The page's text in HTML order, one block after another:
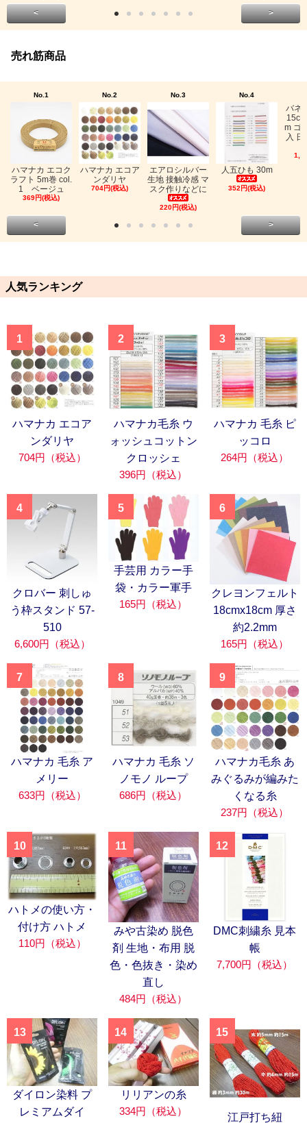
< >
売れ筋商品
No.1
ハマナカ エコク
ラフト 5m巻 col.
1 ベージュ
369円(税込)
No.2
ハマナカ エコア
ンダリヤ
704円(税込)
No.3
エアロシルバー
生地 接触冷感 マ
スク作りなどに
220円(税込)
No.4
人五ひも 30m
352円(税込)
バネ
m ゴ
入
< >
人気ランキング
1
ハマナカ エコア
ンダリヤ
704円（税込）
2
ハマナカ毛糸 ウ
ォッシュコットン
クロッシェ
396円（税込）
3
ハマナカ 毛糸 ピ
ッコロ
264円（税込）
4
クロバー 刺しゅ
う枠スタンド 57-
510
6,600円（税込）
5
手芸用 カラー手
袋・カラー軍手
165円（税込）
6
クレヨンフェルト
18cmx18cm 厚さ
約2.2mm
165円（税込）
7
ハマナカ 毛糸 ア
メリー
633円（税込）
8
ハマナカ 毛糸 ソ
ノモノ ループ
686円（税込）
9
ハマナカ毛糸 あ
みぐるみが編みた
くなる糸
237円（税込）
10
ハトメの使い方・
付け方 ハトメ
110円（税込）
11
みや古染め 脱色
剤 生地・布用 脱
色・色抜き・染め
直し
484円（税込）
12
DMC刺繍糸 見本
帳
7,700円（税込）
13
ダイロン染料 プ
レミアムダイ
14
リリアンの糸
334円（税込）
15
江戸打ち紐